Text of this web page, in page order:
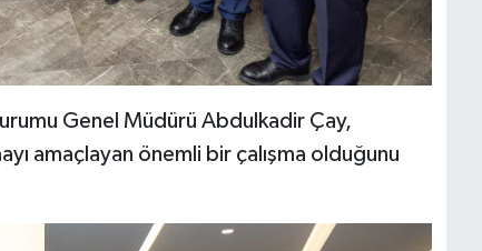
Genel Müdürü Abdulkadir Çay,
amaçlayan önemli bir çalışma olduğunu